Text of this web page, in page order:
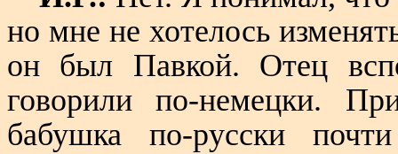
но мне не хотелось
он был Павкой. Отец
говорили по-немецки.
бабушка по-русски